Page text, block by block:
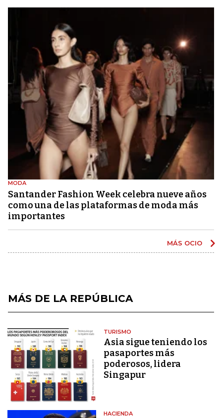
MODA
Santander Fashion Week celebra nueve años
como una de las plataformas de moda más
importantes
MÁS OCIO
MÁS DE LA REPÚBLICA
TURISMO
Asia sigue teniendo los
pasaportes más
poderosos, lidera
Singapur
HACIENDA